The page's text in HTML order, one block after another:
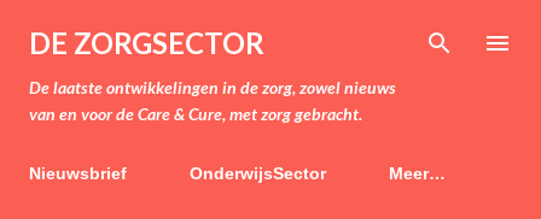
Doorgaan naar hoofdcontent
DE ZORGSECTOR
De laatste ontwikkelingen in de zorg, zowel nieuws
van en voor de Care & Cure, met zorg gebracht.
Nieuwsbrief OnderwijsSector Meer…